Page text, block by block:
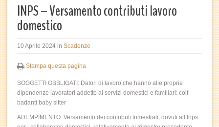
INPS – Versamento contributi lavoro
domestico
10 Aprile 2024 in Scadenze
Stampa questa pagina
SOGGETTI OBBLIGATI: Datori di lavoro che hanno alle proprie
dipendenze lavoratori addetto ai servizi domestici e familiari: colf
badanti baby sitter
ADEMPIMENTO: Versamento dei contributi trimestrali, dovuti all’Inps